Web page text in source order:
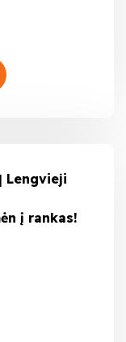
Lengvieji
į rankas!